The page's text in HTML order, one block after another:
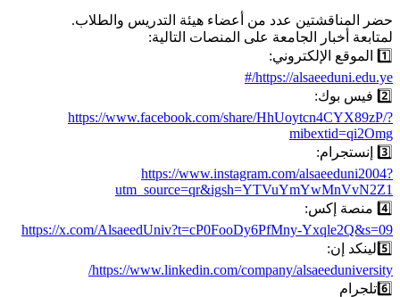
حضر المناقشتين عدد من أعضاء هيئة التدريس والطلاب.
لمتابعة أخبار الجامعة على المنصات التالية:
1️⃣ الموقع الإلكتروني:
https://alsaeeduni.edu.ye/#
2️⃣ فيس بوك:
https://www.facebook.com/share/HhUoytcn4CYX89zP/?
mibextid=qi2Omg
3️⃣ إنستجرام:
https://www.instagram.com/alsaeeduni2004?
utm_source=qr&igsh=YTVuYmYwMnVvN2Z1
4️⃣ منصة إكس:
https://x.com/AlsaeedUniv?t=cP0FooDy6PfMny-Yxqle2Q&s=09
5️⃣لينكد إن:
https://www.linkedin.com/company/alsaeeduniversity/
6️⃣تلجرام